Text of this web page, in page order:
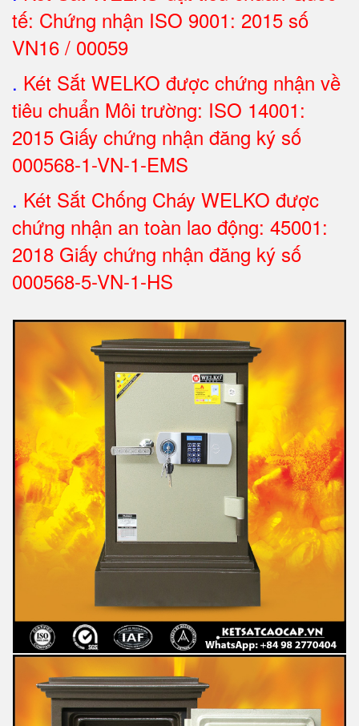
tế: Chứng nhận ISO 9001: 2015 số
VN16 / 00059
. Két Sắt WELKO được chứng nhận về
tiêu chuẩn Môi trường: ISO 14001:
2015 Giấy chứng nhận đăng ký số
000568-1-VN-1-EMS
. Két Sắt Chống Cháy WELKO được
chứng nhận an toàn lao động: 45001:
2018 Giấy chứng nhận đăng ký số
000568-5-VN-1-HS